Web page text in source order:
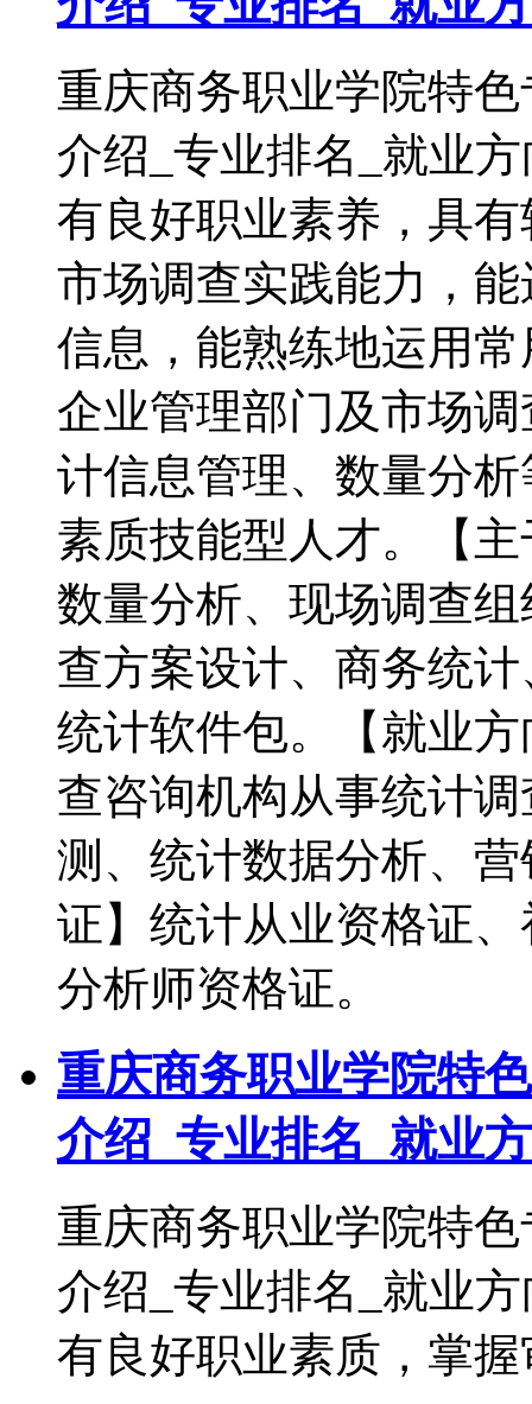
重庆商务职业学院特
介绍_专业排名_就业
有良好职业素养，具
市场调查实践能力，
信息，能熟练地运用
企业管理部门及市场
计信息管理、数量分
素质技能型人才。【
数量分析、现场调查
查方案设计、商务统
统计软件包。【就业
查咨询机构从事统计
测、统计数据分析、
证】统计从业资格证
分析师资格证。
重庆商务职业学院特
介绍_专业排名_就业
重庆商务职业学院特
介绍_专业排名_就业
有良好职业素质，掌